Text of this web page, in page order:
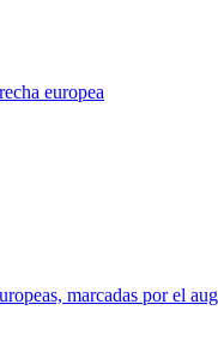
europea
marcadas por el